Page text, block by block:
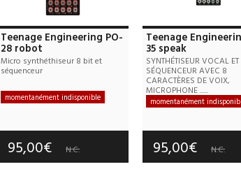
Teenage Engineering PO-
28 robot
Micro synthéthiseur 8 bit et
séquenceur
momentanément indisponible
95,00€ N.C.
Teenage
35 speak
SYNTHÉTISEUR VOCAL ET
SÉQUENCEUR AVEC 8
CARACTÈRES DE VOIX,
MICROPHONE ......
momentanément
95,00€ N.C.